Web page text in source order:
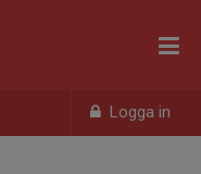
Logga in